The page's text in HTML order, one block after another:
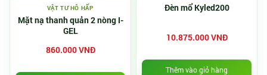
VẬT TƯ HÔ HẤP
Mặt nạ thanh quản 2 nòng I-
GEL
860.000 VNĐ
Đèn mổ Kyled200
10.875.000 VNĐ
Thêm vào giỏ hàng